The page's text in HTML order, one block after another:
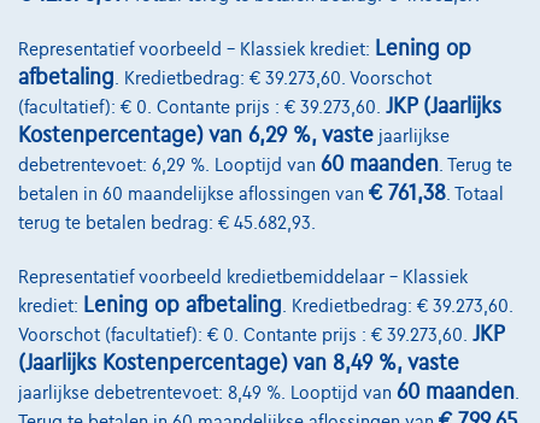
BMW 120
M Sport
07/2025
13.001 km Benzine Automaat 125 kW ( 170 PK )
1
Representatief voorbeeld – Klassiek krediet: Lening op
afbetaling . Kredietbedrag: € 39.273,60. Voorschot
(facultatief): € 0. Contante prijs : € 39.273,60. JKP (Jaarlijks
Kostenpercentage) van 6,29 %, vaste jaarlijkse
debetrentevoet: 6,29 %. Looptijd van 60 maanden . Terug te
betalen in 60 maandelijkse aflossingen van € 761,38 . Totaal
terug te betalen bedrag: € 45.682,93.
Representatief voorbeeld kredietbemiddelaar – Klassiek
krediet: Lening op afbetaling . Kredietbedrag: € 39.273,60.
Voorschot (facultatief): € 0. Contante prijs : € 39.273,60. JKP
(Jaarlijks Kostenpercentage) van 8,49 %, vaste
jaarlijkse debetrentevoet: 8,49 %. Looptijd van 60 maanden